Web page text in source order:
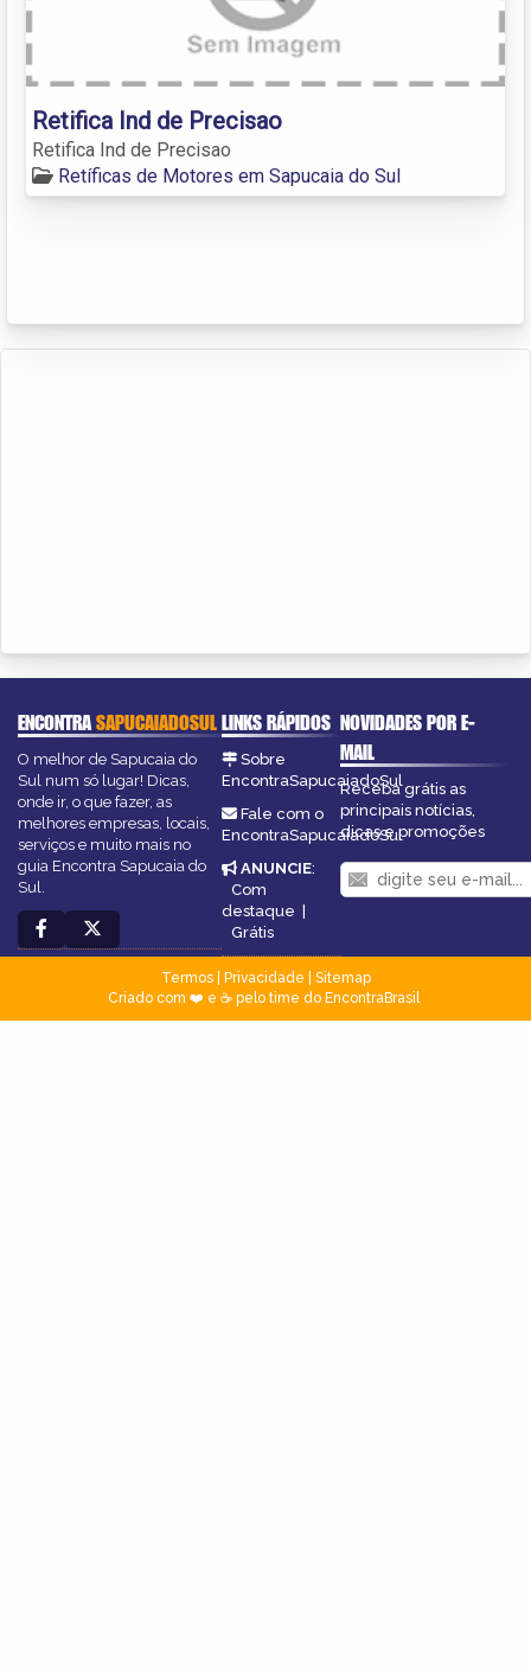
Retifica Ind de Precisao
Retifica Ind de Precisao
Retíficas de Motores em Sapucaia do Sul
ENCONTRASAPUCAIADOSUL
O melhor de Sapucaia do
Sul num só lugar! Dicas,
onde ir, o que fazer, as
melhores empresas, locais,
serviços e muito mais no
guia Encontra Sapucaia do
Sul.
LINKS RÁPIDOS
Sobre
EncontraSapucaiadoSul
Fale com o
EncontraSapucaiadoSul
ANUNCIE:
Com
destaque |
Grátis
NOVIDADES POR E-
MAIL
Receba grátis as
principais notícias,
dicas e promoções
Termos| Privacidade
Sitemap
Criado com ❤️ e ☕ pelo time do EncontraBrasil